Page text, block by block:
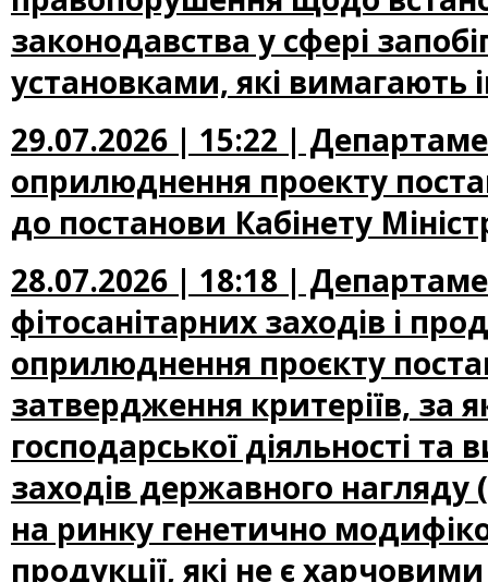
законодавства у сфері
установками, які вимагають
29.07.2026 | 15:22 |
оприлюднення проекту
до постанови Кабінету
28.07.2026 | 18:18 |
фітосанітарних заходів і
оприлюднення проєкту
затвердження критеріїв, за
господарської діяльності
заходів державного
на ринку генетично
продукції, які не є